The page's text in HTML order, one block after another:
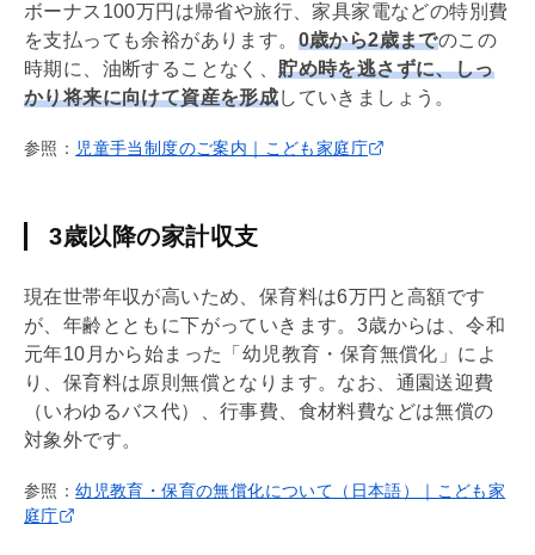
ボーナス100万円は帰省や旅行、家具家電などの特別費
を支払っても余裕があります。 0歳から2歳までのこの
時期に、油断することなく、貯め時を逃さずに、しっ
かり将来に向けて資産を形成していきましょう。
参照： 児童手当制度のご案内｜こども家庭庁
3歳以降の家計収支
現在世帯年収が高いため、保育料は6万円と高額です
が、年齢とともに下がっていきます。3歳からは、令和
元年10月から始まった「幼児教育・保育無償化」によ
り、保育料は原則無償となります。なお、通園送迎費
（いわゆるバス代）、行事費、食材料費などは無償の
対象外です。
参照：幼児教育・保育の無償化について（日本語）｜こども家
庭庁